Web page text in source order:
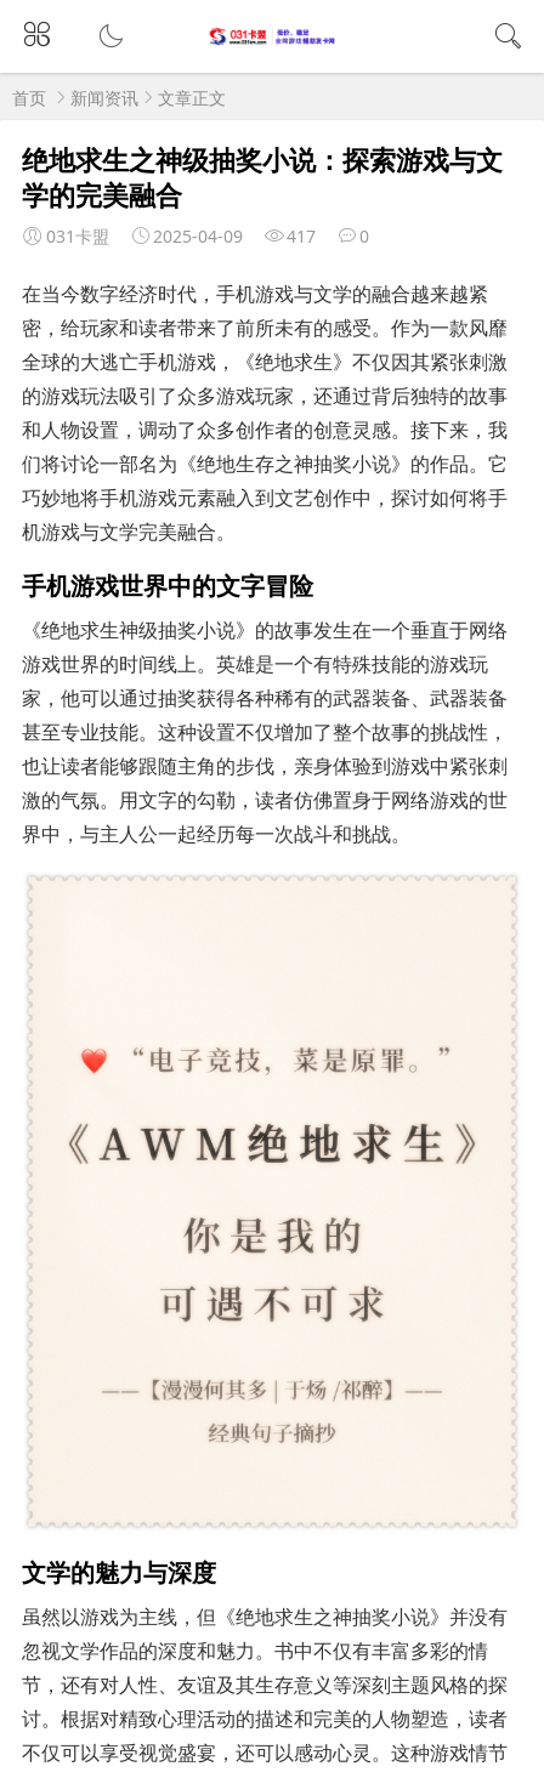
首页 新闻资讯 文章正文
绝地求生之神级抽奖小说：探索游戏与文
学的完美融合
031卡盟 2025-04-09 417 0
在当今数字经济时代，手机游戏与文学的融合越来越紧
密，给玩家和读者带来了前所未有的感受。作为一款风靡
全球的大逃亡手机游戏，《绝地求生》不仅因其紧张刺激
的游戏玩法吸引了众多游戏玩家，还通过背后独特的故事
和人物设置，调动了众多创作者的创意灵感。接下来，我
们将讨论一部名为《绝地生存之神抽奖小说》的作品。它
巧妙地将手机游戏元素融入到文艺创作中，探讨如何将手
机游戏与文学完美融合。
手机游戏世界中的文字冒险
《绝地求生神级抽奖小说》的故事发生在一个垂直于网络
游戏世界的时间线上。英雄是一个有特殊技能的游戏玩
家，他可以通过抽奖获得各种稀有的武器装备、武器装备
甚至专业技能。这种设置不仅增加了整个故事的挑战性，
也让读者能够跟随主角的步伐，亲身体验到游戏中紧张刺
激的气氛。用文字的勾勒，读者仿佛置身于网络游戏的世
界中，与主人公一起经历每一次战斗和挑战。
文学的魅力与深度
虽然以游戏为主线，但《绝地求生之神抽奖小说》并没有
忽视文学作品的深度和魅力。书中不仅有丰富多彩的情
节，还有对人性、友谊及其生存意义等深刻主题风格的探
讨。根据对精致心理活动的描述和完美的人物塑造，读者
不仅可以享受视觉盛宴，还可以感动心灵。这种游戏情节